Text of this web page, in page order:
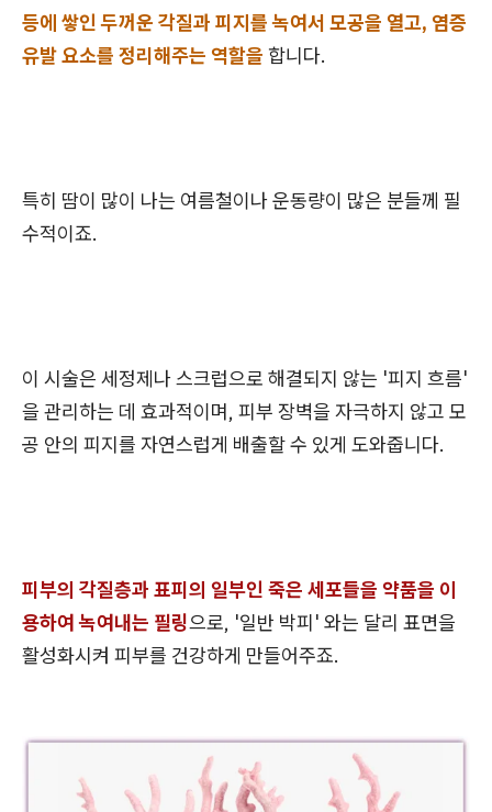
등에 쌓인 두꺼운 각질과 피지를 녹여서 모공을 열고, 염증
유발 요소를 정리해주는 역할을 합니다.
특히 땀이 많이 나는 여름철이나 운동량이 많은 분들께 필
수적이죠.
이 시술은 세정제나 스크럽으로 해결되지 않는 '피지 흐름'
을 관리하는 데 효과적이며, 피부 장벽을 자극하지 않고 모
공 안의 피지를 자연스럽게 배출할 수 있게 도와줍니다.
피부의 각질층과 표피의 일부인 죽은 세포들을 약품을 이
용하여 녹여내는 필링으로, '일반 박피' 와는 달리 표면을
활성화시켜 피부를 건강하게 만들어주죠.